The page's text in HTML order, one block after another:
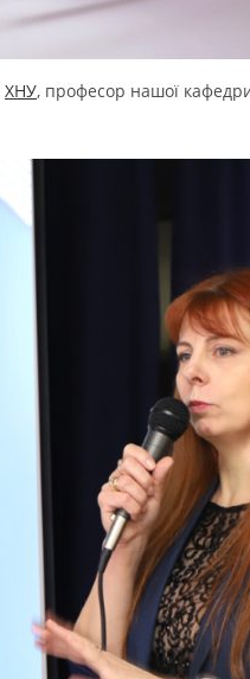
ХНУ, професор нашої